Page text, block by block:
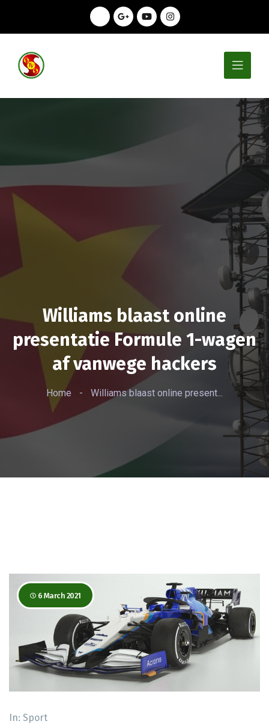
Williams blaast online
presentatie Formule 1-wagen
af vanwege hackers
Home - Williams blaast online present...
6 March 2021
In: Sport